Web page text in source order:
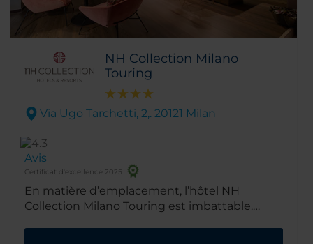
NH Collection Milano
Touring
Via Ugo Tarchetti, 2,. 20121 Milan
Avis
Certificat d'excellence 2025
En matière d’emplacement, l’hôtel NH
Collection Milano Touring est imbattable.